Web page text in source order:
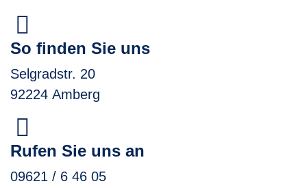
So finden Sie uns
Selgradstr. 20
92224 Amberg
Rufen Sie uns an
09621 / 6 46 05